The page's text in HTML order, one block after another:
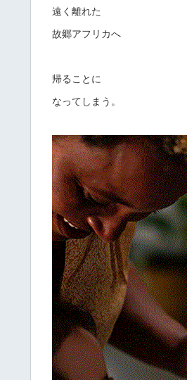
遠く離れた
故郷アフリカへ
帰ることに
なってしまう。